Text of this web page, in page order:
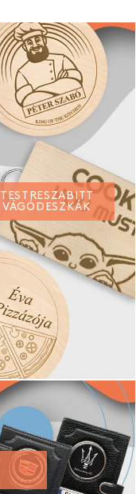
TESTRESZABITT
VÁGÓDESZKÁK